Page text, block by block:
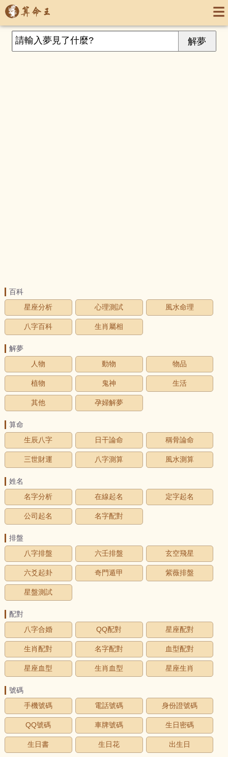
百科
星座分析
心理測試 風水命理
八字百科 生肖屬相
解夢
人物
動物 物品
植物 鬼神 生活
其他 孕婦解夢
算命
生辰八字
日干論命 稱骨論命
三世財運 八字測算 風水測算
姓名
名字分析
在線起名 定字起名
公司起名 名字配對
排盤
八字排盤
六壬排盤 玄空飛星
六爻起卦 奇門遁甲 紫薇排盤
星盤測試
配對
八字合婚
QQ配對 星座配對
生肖配對 名字配對 血型配對
星座血型 生肖血型 星座生肖
號碼
手機號碼
電話號碼 身份證號碼
QQ號碼 車牌號碼 生日密碼
生日書 生日花 出生日